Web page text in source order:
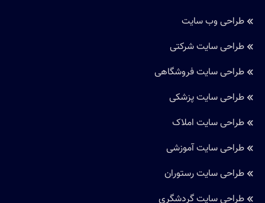
خدمات شرکت ساپرن
طراحی وب سایت
طراحی سایت شرکتی
طراحی سایت فروشگاهی